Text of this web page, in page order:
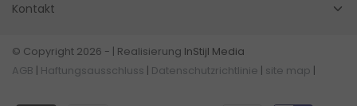
Kontakt
© Copyright 2026 - | Realisierung InStijl Media
AGB
Haftungsausschluss Datenschutzrichtlinie site map